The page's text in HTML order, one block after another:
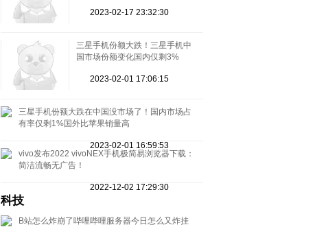
2023-02-17 23:32:30
三星手机份额大跌！三星手机中
国市场份额变化国内仅剩3%
2023-02-01 17:06:15
三星手机份额大跌在中国没市场了！国内市场占
有率仅剩1%国外比苹果销量高
2023-02-01 16:59:53
vivo发布2022 vivoNEX手机极简易浏览器下载：
简洁流畅无广告！
2022-12-02 17:29:30
科技
B站怎么炸崩了哔哩哔哩服务器今日怎么又炸挂